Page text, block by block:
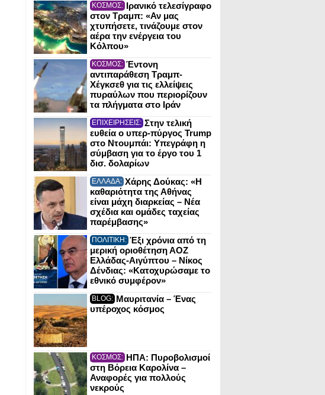
ΚΟΣΜΟΣ: Ιρανικό τελεσίγραφο
στον Τραμπ: «Αν μας
χτυπήσετε, τινάζουμε στον
αέρα την ενέργεια του
Κόλπου»
ΚΟΣΜΟΣ: Έντονη
αντιπαράθεση Τραμπ-
Χέγκσεθ για τις ελλείψεις
πυραύλων που περιορίζουν
τα πλήγματα στο Ιράν
ΕΠΙΧΕΙΡΗΣΕΙΣ: Στην τελική
ευθεία ο υπερ-πύργος Trump
στο Ντουμπάι: Υπεγράφη η
σύμβαση για το έργο του 1
δισ. δολαρίων
ΕΛΛΑΔΑ: Χάρης Δούκας: «Η
καθαριότητα της Αθήνας
είναι μάχη διαρκείας – Νέα
σχέδια και ομάδες ταχείας
παρέμβασης»
ΠΟΛΙΤΙΚΗ: Έξι χρόνια από τη
μερική οριοθέτηση ΑΟΖ
Ελλάδας-Αιγύπτου – Νίκος
Δένδιας: «Κατοχυρώσαμε το
εθνικό συμφέρον»
BLOG: Μαυριτανία – Ένας
υπέροχος κόσμος
ΚΟΣΜΟΣ: ΗΠΑ: Πυροβολισμοί
στη Βόρεια Καρολίνα –
Αναφορές για πολλούς
νεκρούς